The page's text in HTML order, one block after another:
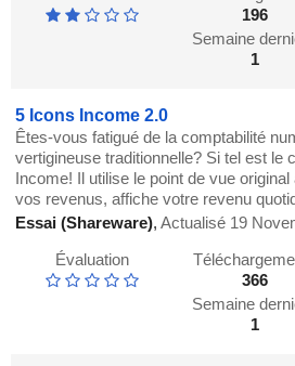
196
Semaine
1
5 Icons Income 2.0
Êtes-vous fatigué de la comptabilité
vertigineuse traditionnelle? Si tel est le
Income! Il utilise le point de vue
vos revenus, affiche votre revenu
Essai (Shareware),Actualisé 19
Évaluation
366
Semaine
1